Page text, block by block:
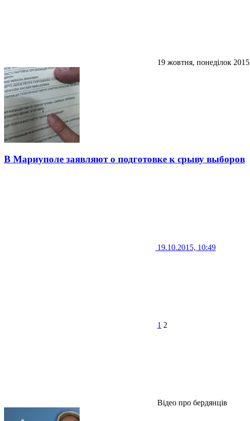
19 жовтня, понеділок 2015
В Мариуполе заявляют о подготовке к срыву выборов
19.10.2015, 10:49
1 2
Відео про бердянців